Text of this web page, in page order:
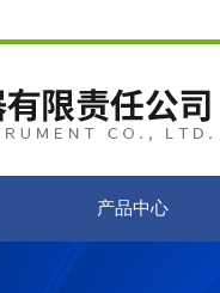
产品中心